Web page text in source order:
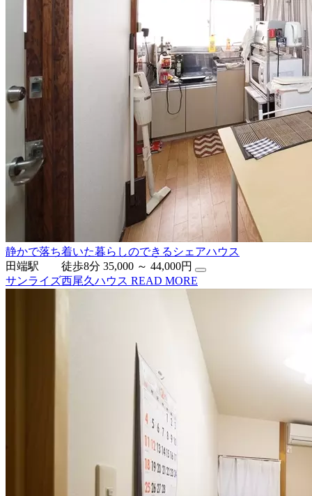
静かで落ち着いた暮らしのできるシェアハウス
田端駅 徒歩8分 35,000 ～ 44,000円
サンライズ西尾久ハウス READ MORE